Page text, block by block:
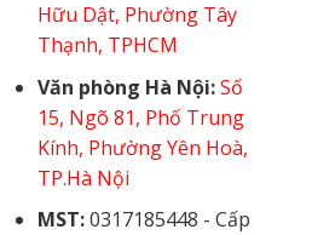
Hữu Dật, Phường Tây
Thạnh, TPHCM
Văn phòng Hà Nội: Số
15, Ngõ 81, Phố Trung
Kính, Phường Yên Hoà,
TP.Hà Nội
MST:0317185448 - Cấp